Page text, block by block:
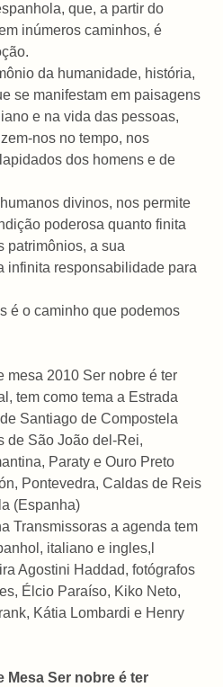
que, a partir do
inúmeros caminhos, é
da humanidade, história,
se manifestam em paisagens
e na vida das pessoas,
nos no tempo, nos
dos homens e de
divinos, nos permite
poderosa quanto finita
patrimônios, a sua
infinita responsabilidade para
é o caminho que podemos
mesa 2010 Ser nobre é ter
tem como tema a Estrada
Santiago de Compostela
de São João del-Rei,
Paraty e Ouro Preto
Pontevedra, Caldas de Reis
(Espanha)
Transmissoras a agenda tem
italiano e ingles,l
Agostini Haddad, fotógrafos
Élcio Paraíso, Kiko Neto,
Kátia Lombardi e Henry
Mesa Ser nobre é ter